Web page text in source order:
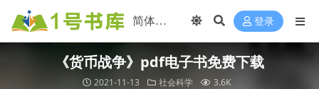
登录
《货币战争》pdf电子书免费下载
2021-11-13 社会科学 3.6K